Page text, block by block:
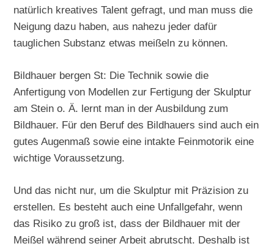
natürlich kreatives Talent gefragt, und man muss die
Neigung dazu haben, aus nahezu jeder dafür
tauglichen Substanz etwas meißeln zu können.
Bildhauer bergen St: Die Technik sowie die
Anfertigung von Modellen zur Fertigung der Skulptur
am Stein o. Ä. lernt man in der Ausbildung zum
Bildhauer. Für den Beruf des Bildhauers sind auch ein
gutes Augenmaß sowie eine intakte Feinmotorik eine
wichtige Voraussetzung.
Und das nicht nur, um die Skulptur mit Präzision zu
erstellen. Es besteht auch eine Unfallgefahr, wenn
das Risiko zu groß ist, dass der Bildhauer mit der
Meißel während seiner Arbeit abrutscht. Deshalb ist